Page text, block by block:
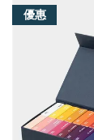
優惠